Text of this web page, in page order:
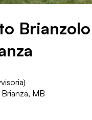
Brianzolo
MB